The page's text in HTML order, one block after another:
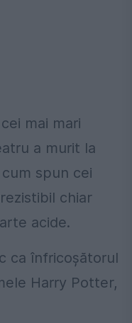
mai mari
a murit la
spun cei
chiar
acide.
ca înfricoșătorul
Harry Potter,